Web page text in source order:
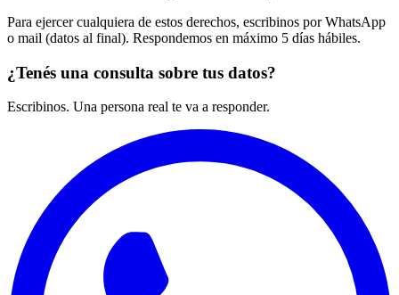
Para ejercer cualquiera de estos derechos, escribinos por WhatsApp
o mail (datos al final). Respondemos en máximo 5 días hábiles.
¿Tenés una consulta sobre tus datos?
Escribinos. Una persona real te va a responder.